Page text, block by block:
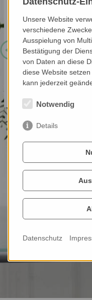
Wir freuen uns,
Neurologie und
dürfen.
Unsere Website
verschiedene
Ausspielung von
Bestätigung der
von Daten an diese
diese Website
kann jederzeit
Notwendig
Details
Datenschutz